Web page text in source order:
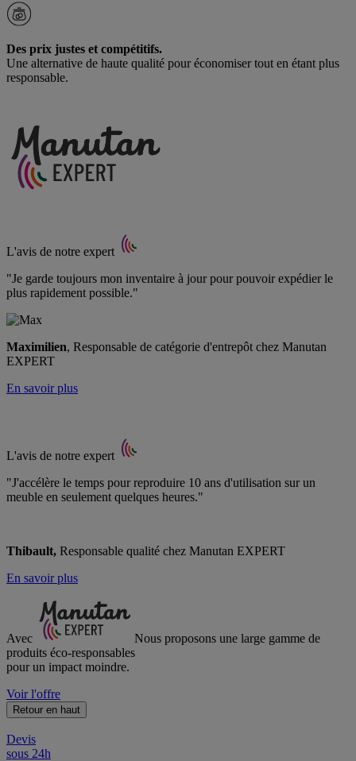
Des prix justes et compétitifs.
Une alternative de haute qualité pour économiser tout en étant plus
responsable.
L'avis de notre expert
"Je garde toujours mon inventaire à jour pour pouvoir expédier le
plus rapidement possible."
Maximilien, Responsable de catégorie d'entrepôt chez Manutan
EXPERT
En savoir plus
L'avis de notre expert
"J'accélère le temps pour reproduire 10 ans d'utilisation sur un
meuble en seulement quelques heures."
Thibault, Responsable qualité chez Manutan EXPERT
En savoir plus
Avec
Nous proposons une large gamme de
produits éco-responsables
pour un impact moindre.
Voir l'offre
Retour en haut
Devis
sous 24h